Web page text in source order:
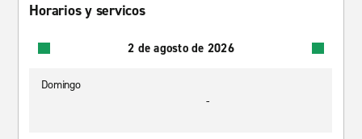
Horarios y servicos
2 de agosto de 2026
Domingo
-